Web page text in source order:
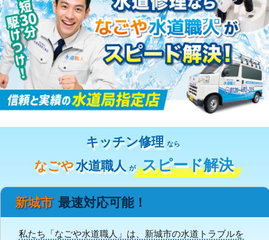
キッチン修理 なら
なごや水道職人 が スピード解決
新城市 最速対応可能！
私たち「なごや水道職人」は、新城市の水道トラブルを